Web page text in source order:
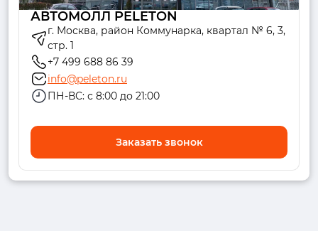
АВТОМОЛЛ PELETON
г. Москва, район Коммунарка, квартал № 6, 3,
стр. 1
+7 499 688 86 39
info@peleton.ru
ПН-ВС: с 8:00 до 21:00
Заказать звонок